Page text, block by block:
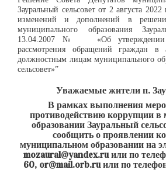
Зауральный сельсовет от 2 августа
изменений и дополнений в
муниципального образования
13.04.2007 № «Об утверждении
рассмотрения обращений граждан
должностным лицам муниципального
сельсовет»”
Уважаемые жители п.
В рамках выполнения
противодействию коррупции
образовании Зауральный
сообщить о проявлении
муниципальном образовании на
mozaural@yandex.ru или по
60, or@mail.orb.ru или по